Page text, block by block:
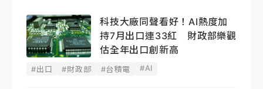
科技大廠同聲看好！AI熱度加
持7月出口連33紅 財政部樂觀
估全年出口創新高
#出口 #財政部 #台積電 #AI